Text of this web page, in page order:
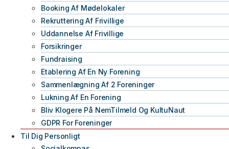
Booking Af Mødelokaler
Rekruttering Af Frivillige
Uddannelse Af Frivillige
Forsikringer
Fundraising
Etablering Af En Ny Forening
Sammenlægning Af 2 Foreninger
Lukning Af En Forening
Bliv Klogere På NemTilmeld Og KultuNaut
GDPR For Foreninger
Til Dig Personligt